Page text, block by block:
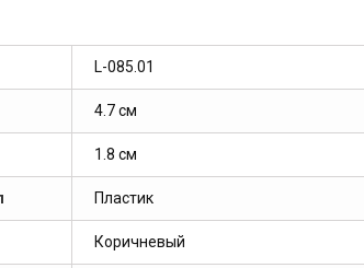
L-085.01
4.7 см
1.8 см
Пластик
Коричневый